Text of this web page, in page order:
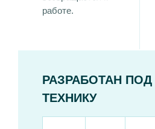
работе.
РАЗРАБОТАН
ТЕХНИКУ